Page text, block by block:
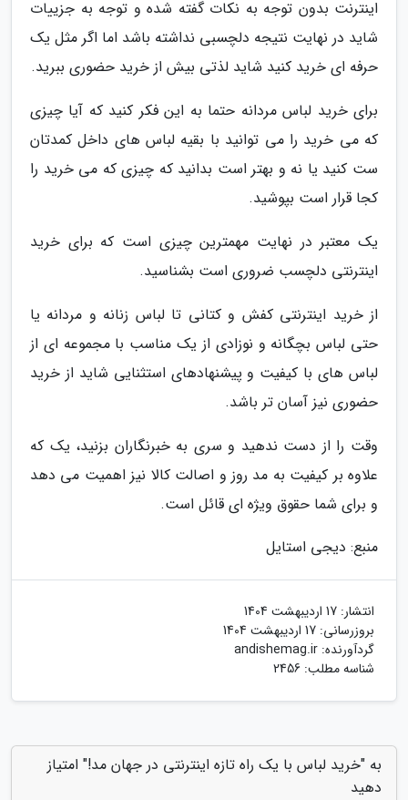
اینترنت بدون توجه به نکات گفته شده و توجه به جزییات
شاید در نهایت نتیجه دلچسبی نداشته باشد اما اگر مثل یک
حرفه ای خرید کنید شاید لذتی بیش از خرید حضوری ببرید.
برای خرید لباس مردانه حتما به این فکر کنید که آیا چیزی
که می خرید را می توانید با بقیه لباس های داخل کمدتان
ست کنید یا نه و بهتر است بدانید که چیزی که می خرید را
کجا قرار است بپوشید.
یک معتبر در نهایت مهمترین چیزی است که برای خرید
اینترنتی دلچسب ضروری است بشناسید.
از خرید اینترنتی کفش و کتانی تا لباس زنانه و مردانه یا
حتی لباس بچگانه و نوزادی از یک مناسب با مجموعه ای از
لباس های با کیفیت و پیشنهادهای استثنایی شاید از خرید
حضوری نیز آسان تر باشد.
وقت را از دست ندهید و سری به خبرنگاران بزنید، یک که
علاوه بر کیفیت به مد روز و اصالت کالا نیز اهمیت می دهد
و برای شما حقوق ویژه ای قائل است.
منبع: دیجی استایل
انتشار: 17 اردیبهشت 1404
بروزرسانی: 17 اردیبهشت 1404
گردآورنده: andishemag.ir
شناسه مطلب: 2456
به "خرید لباس با یک راه تازه اینترنتی در جهان مد!" امتیاز
دهید